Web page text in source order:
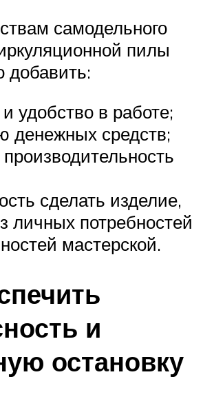
самодельного
пилы
добавить:
удобство в работе;
денежных средств;
сделать изделие,
личных потребностей
мастерской.
и
остановку